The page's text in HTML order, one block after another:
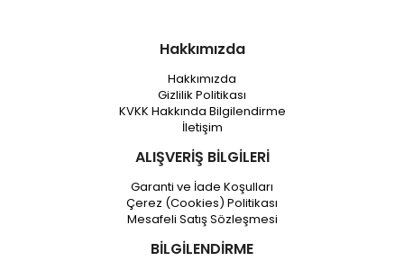
Hakkımızda
Hakkımızda
Gizlilik Politikası
KVKK Hakkında Bilgilendirme
İletişim
ALIŞVERİŞ BİLGİLERİ
Garanti ve İade Koşulları
Çerez (Cookies) Politikası
Mesafeli Satış Sözleşmesi
BİLGİLENDİRME